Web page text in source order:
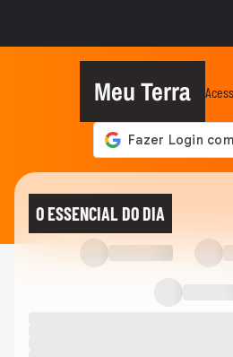
Ventos fortes
Civil alerta para
Secretária escolar
estudante
Com ventania,
população
Meu Terra
O ESSENCIAL DO DIA